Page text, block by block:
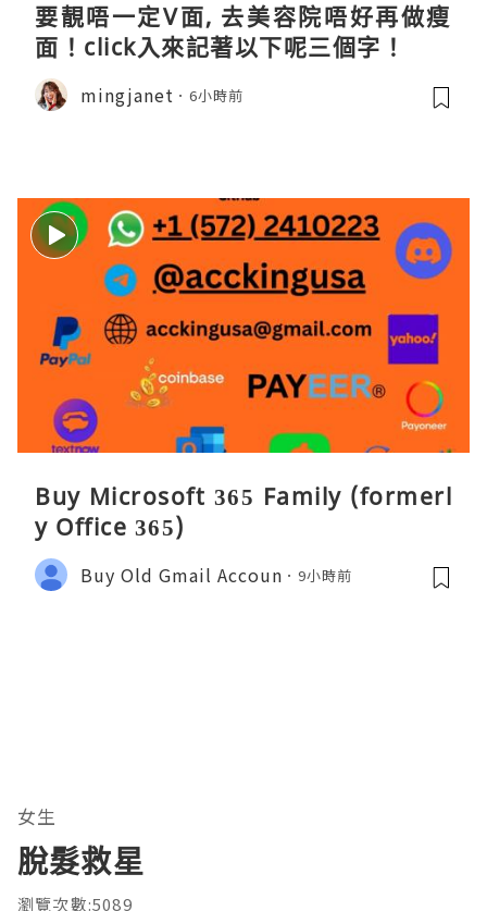
要靚唔一定V面, 去美容院唔好再做瘦
面！click入來記著以下呢三個字！
mingjanet 6小時前
Buy Microsoft 365 Family (formerl
y Office 365)
Buy Old Gmail Accoun 9小時前
女生
脫髮救星
瀏覽次數:5089